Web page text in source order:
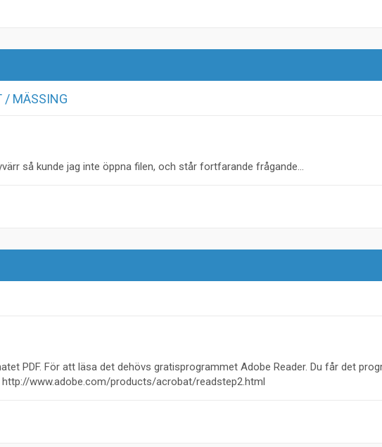
/ MÄSSING
så kunde jag inte öppna filen, och står fortfarande frågande...
PDF. För att läsa det dehövs gratisprogrammet Adobe Reader. Du får det
http://www.adobe.com/products/acrobat/readstep2.html